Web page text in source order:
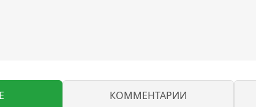
КОММЕНТАРИИ